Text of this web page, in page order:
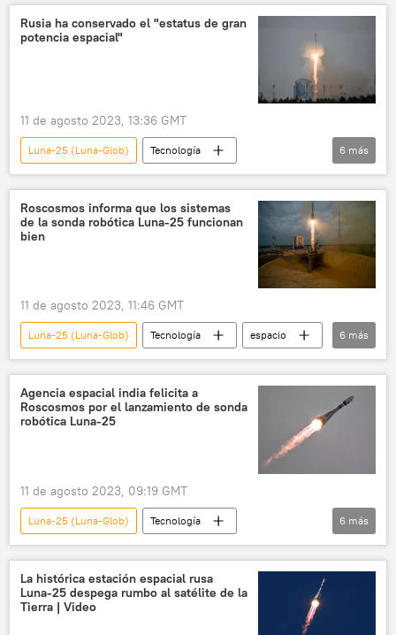
espacio
la Luna
Vostochni
Soyuz-2.1b
Rusia ha conservado el "estatus de gran
potencia espacial"
11 de agosto 2023, 13:36 GMT
Luna-25 (Luna-Glob)
Tecnología
🚀 Conquista espacial
espacio
Rusia
la Luna
Vostochni
Soyuz-2.1b
6 más
Roscosmos informa que los sistemas
de la sonda robótica Luna-25 funcionan
bien
11 de agosto 2023, 11:46 GMT
Luna-25 (Luna-Glob) Tecnología
espacio
🚀 Conquista espacial
Rusia
Roscosmos
Soyuz-2.1b
la Luna
Vostochni
6 más
Agencia espacial india felicita a
Roscosmos por el lanzamiento de sonda
robótica Luna-25
11 de agosto 2023, 09:19 GMT
Luna-25 (Luna-Glob)
Tecnología
🚀 Conquista espacial
la Luna
Rusia
la India
Roscosmos Chandrayaan-3
6 más
La histórica estación espacial rusa
Luna-25 despega rumbo al satélite de la
Tierra | Video